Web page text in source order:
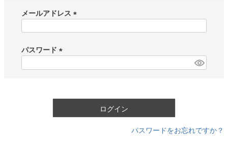
メールアドレス
)
パスワード
ログイン
パスワードをお忘れですか？